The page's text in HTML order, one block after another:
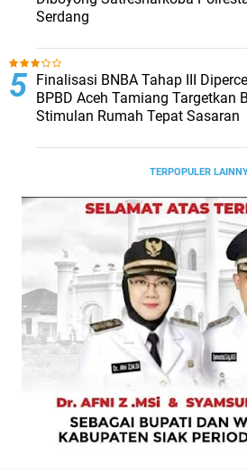
Serdang
Finalisasi BNBA Tahap III
BPBD Aceh Tamiang Targetkan
Stimulan Rumah Tepat Sasaran
TERPOPULER